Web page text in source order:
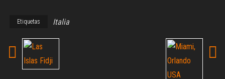
Etiquetas Italia